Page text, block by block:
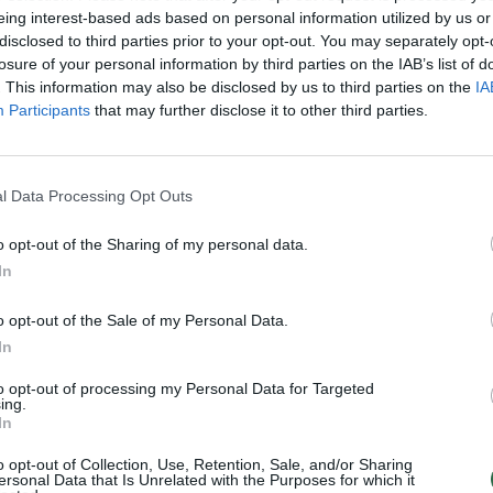
interest-based ads based on personal information utilized by us
to third parties prior to your opt-out. You may separately
of your personal information by third parties on the IAB’s list of
This information may also be disclosed by us to third parties on the
Participants that may further disclose it to other third parties.
Data Processing Opt Outs
opt-out of the Sharing of my personal data.
opt-out of the Sale of my Personal Data.
opt-out of processing my Personal Data for Targeted
opt-out of Collection, Use, Retention, Sale, and/or Sharing
Data that Is Unrelated with the Purposes for which it
net negalėčiau dabar įvardinti. Tai
nepalankios sporto sąlygos, sporto
- vardijo I. Ardišauskaitė.
specialybės kursą
toliau gilintis į mokslus.
ateities planus kalbėjo slidininkė,
64-ąją vietą (tarp 75 dalyvių) 10
ir 62-ąją vietą (67) sprinte..
ir V. Strolia, svarstė variantą tapti
buvo. Bet ten yra šaudymas. O geriau
sėkmingai ir stabiliai šaudyti.